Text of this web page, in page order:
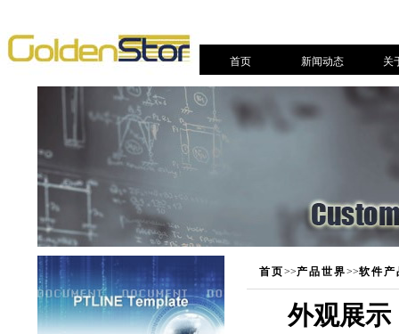
首页 新闻动态 关
首页>>产品世界>>软件产
外观展示